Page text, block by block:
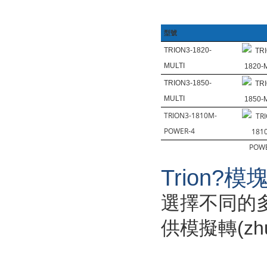
型號
TRION3-1820-
MULTI
TRION3-1850-
MULTI
TRION3-1810M-
POWER-4
Trion?模
選擇不同的
供模擬轉